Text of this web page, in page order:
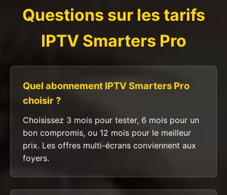
Questions sur les tarifs
IPTV Smarters Pro
Quel abonnement IPTV Smarters Pro
choisir ?
Choisissez 3 mois pour tester, 6 mois pour un
bon compromis, ou 12 mois pour le meilleur
prix. Les offres multi-écrans conviennent aux
foyers.